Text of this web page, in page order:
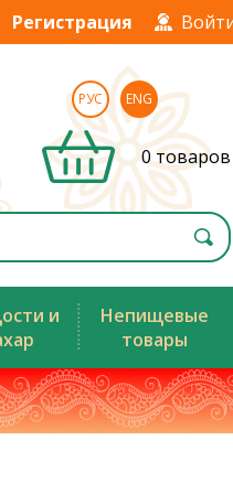
Регистрация
РУС ENG
0 товаров
и
Непищевые
товары